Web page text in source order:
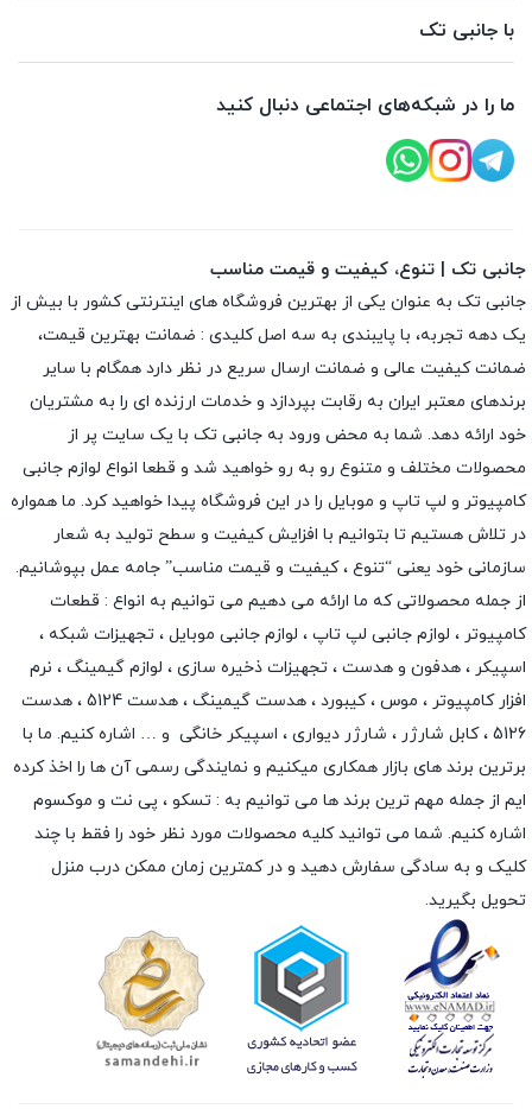
با جانبی تک
ما را در شبکه‌های اجتماعی دنبال کنید
جانبی تک | تنوع، کیفیت و قیمت مناسب
جانبی تک به عنوان یکی از بهترین فروشگاه های اینترنتی کشور با بیش از
یک دهه تجربه، با پایبندی به سه اصل کلیدی : ضمانت بهترین قیمت،
ضمانت کیفیت عالی و ضمانت ارسال سریع در نظر دارد همگام با سایر
برندهای معتبر ایران به رقابت بپردازد و خدمات ارزنده ای را به مشتریان
خود ارائه دهد. شما به محض ورود به جانبی تک با یک سایت پر از
محصولات مختلف و متنوع رو به رو خواهید شد و قطعا انواع لوازم جانبی
کامپیوتر و لپ تاپ و موبایل را در این فروشگاه پیدا خواهید کرد. ما همواره
در تلاش هستیم تا بتوانیم با افزایش کیفیت و سطح تولید به شعار
سازمانی خود یعنی “تنوع ، کیفیت و قیمت مناسب” جامه عمل بپوشانیم.
از جمله محصولاتی که ما ارائه می دهیم می توانیم به انواع : قطعات
کامپیوتر ، لوازم جانبی لپ تاپ ، لوازم جانبی موبایل ، تجهیزات شبکه ،
اسپیکر ، هدفون و هدست ، تجهیزات ذخیره سازی ، لوازم گیمینگ ، نرم
افزار کامپیوتر ، موس ،کیبورد ، هدست گیمینگ
، هدست 5124 ، هدست
5126 ،
کابل شارژر ، شارژر دیواری ، اسپیکر خانگی و … اشاره کنیم. ما با
برترین برند های بازار همکاری میکنیم و نمایندگی رسمی آن ها را اخذ کرده
ایم از جمله مهم ترین برند ها می توانیم به : تسکو ، پی نت و موکسوم
اشاره کنیم. شما می توانید کلیه محصولات مورد نظر خود را فقط با چند
کلیک و به سادگی سفارش دهید و در کمترین زمان ممکن درب منزل
تحویل بگیرید.